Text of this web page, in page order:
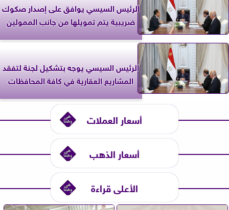
الرئيس السيسي يوافق على إصدار صكوك
ضريبية يتم تمويلها من جانب الممولين
الرئيس السيسي يوجه بتشكيل لجنة لتفقد
المشاريع العقارية في كافة المحافظات
أسعار العملات
أسعار الذهب
الأعلى قراءة